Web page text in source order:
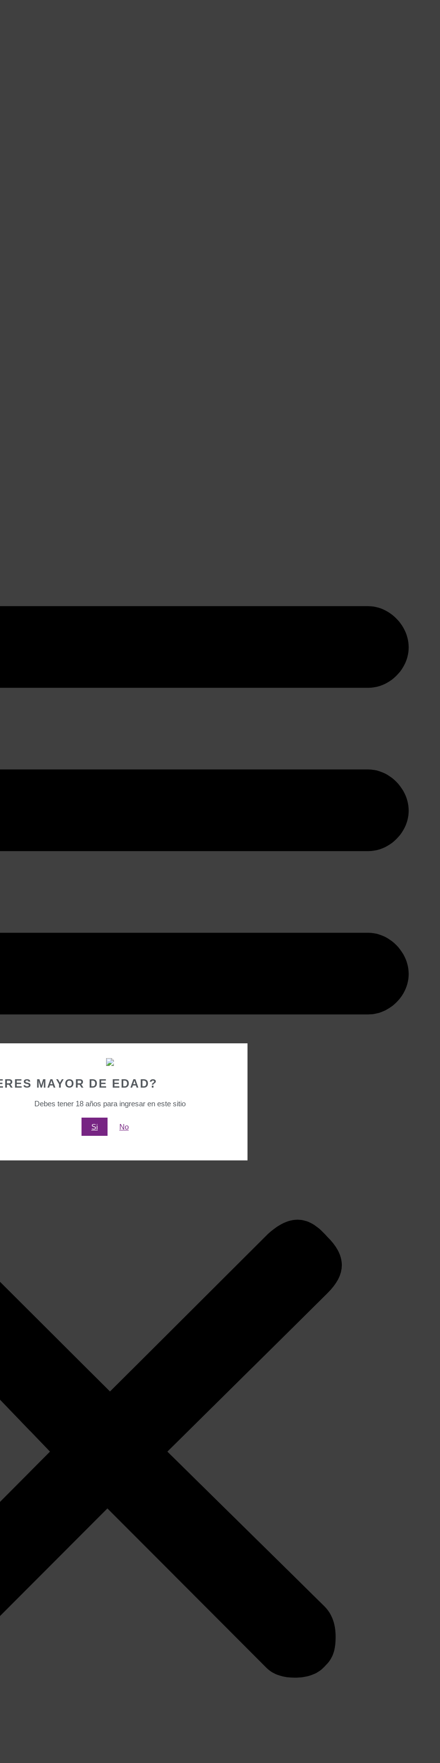
MAYOR DE EDAD?
Debes tener 18 años para ingresar en este sitio
Si No